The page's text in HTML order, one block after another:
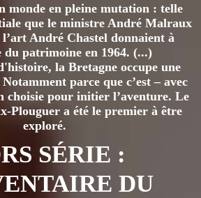
monde en pleine mutation : telle
que le ministre André Malraux
André Chastel donnaient à
du patrimoine en 1964. (...)
la Bretagne occupe une
parce que c’est – avec
choisie pour initier l’aventure. Le
Plouguer a été le premier à être
exploré.
SÉRIE :
DU